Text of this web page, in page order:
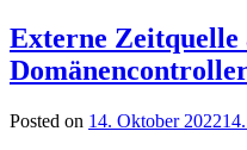
Externe Zeitquelle
Posted on 14. Oktober 2022